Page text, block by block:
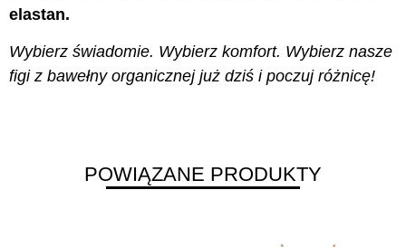
elastan.
Wybierz świadomie. Wybierz komfort. Wybierz nasze
figi z bawełny organicznej już dziś i poczuj różnicę!
POWIĄZANE PRODUKTY